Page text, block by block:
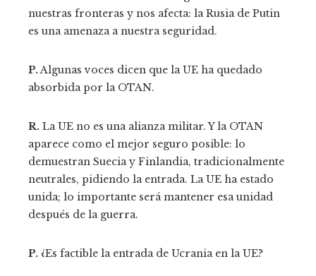
nuestras fronteras y nos afecta: la Rusia de Putin
es una amenaza a nuestra seguridad.
P.Algunas voces dicen que la UE ha quedado
absorbida por la OTAN.
R. La UE no es una alianza militar. Y la OTAN
aparece como el mejor seguro posible: lo
demuestran Suecia y Finlandia, tradicionalmente
neutrales, pidiendo la entrada. La UE ha estado
unida; lo importante será mantener esa unidad
después de la guerra.
P. ¿Es factible la entrada de Ucrania en la UE?